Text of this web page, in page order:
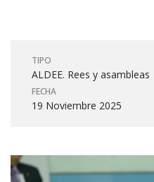
TIPO
ALDEE. Rees y asambleas
FECHA
19 Noviembre 2025